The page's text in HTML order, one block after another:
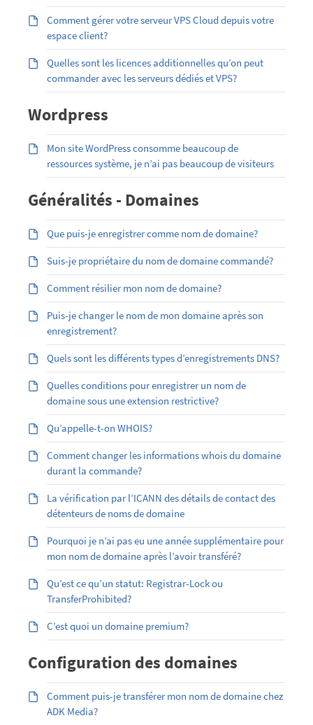
Comment gérer votre serveur VPS Cloud depuis votre
espace client?
Quelles sont les licences additionnelles qu’on peut
commander avec les serveurs dédiés et VPS?
Wordpress
Mon site WordPress consomme beaucoup de
ressources système, je n’ai pas beaucoup de visiteurs
Généralités - Domaines
Que puis-je enregistrer comme nom de domaine?
Suis-je propriétaire du nom de domaine commandé?
Comment résilier mon nom de domaine?
Puis-je changer le nom de mon domaine après son
enregistrement?
Quels sont les différents types d’enregistrements DNS?
Quelles conditions pour enregistrer un nom de
domaine sous une extension restrictive?
Qu’appelle-t-on WHOIS?
Comment changer les informations whois du domaine
durant la commande?
La vérification par l’ICANN des détails de contact des
détenteurs de noms de domaine
Pourquoi je n’ai pas eu une année supplémentaire pour
mon nom de domaine après l’avoir transféré?
Qu’est ce qu’un statut: Registrar-Lock ou
TransferProhibited?
C’est quoi un domaine premium?
Configuration des domaines
Comment puis-je transférer mon nom de domaine chez
ADK Media?